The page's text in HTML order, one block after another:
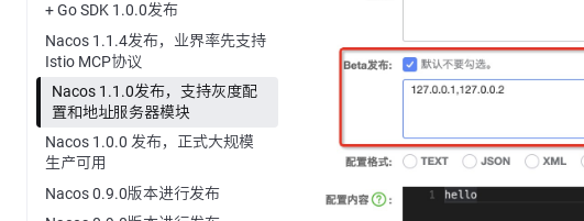
+ Go SDK 1.0.0发布
Nacos 1.1.4发布，业界率先支持
Istio MCP协议
Nacos 1.1.0发布，支持灰度配
置和地址服务器模块
Nacos 1.0.0 发布，正式大规模
生产可用
Nacos 0.9.0版本进行发布